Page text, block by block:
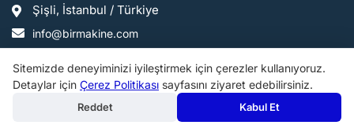
Şişli, İstanbul / Türkiye
info@birmakine.com
Makine Aksesuarları ve Takım Tutucular
Sitemizde deneyiminizi iyileştirmek için çerezler kullanıyoruz.
Detaylar için Çerez Politikası sayfasını ziyaret edebilirsiniz.
Reddet Kabul Et